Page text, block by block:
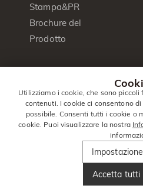
Stampa&PR
Brochure del
Prodotto
2026
Jewelry
Italia|
Utilizziamo i cookie, che sono
contenuti. I cookie ci consentono
possibile. Consenti tutti i cookie o
cookie. Puoi visualizzare la nostra
Accetta tutti